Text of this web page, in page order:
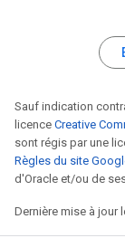
Sauf indication
licence Creative
sont régis par une
Règles du site
d'Oracle et/ou de
Dernière mise à jour